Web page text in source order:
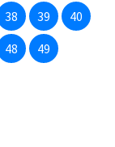
38 39
40
48 49